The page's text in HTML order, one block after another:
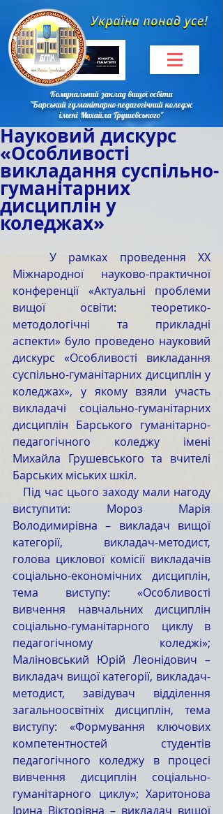
Комунальний заклад вищої освіти
"Барський гуманітарно-педагогічний коледж
імені Михайла Грушевського"
Науковий дискурс
«Особливості
викладання суспільно-
гуманітарних
дисциплін у
коледжах»
Міжнародної науково-практичної
конференції «Актуальні проблеми
вищої освіти: теоретико-
методологічні та прикладні
аспекти» було проведено науковий
дискурс «Особливості викладання
суспільно-гуманітарних дисциплін у
коледжах», у якому взяли участь
викладачі соціально-гуманітарних
дисциплін Барського гуманітарно-
педагогічного коледжу імені
Михайла Грушевського та вчителі
Барських міських шкіл.
виступити: Мороз Марія
Володимирівна – викладач вищої
категорії, викладач-методист,
голова циклової комісії викладачів
соціально-економічних дисциплін,
тема виступу: «Особливості
вивчення навчальних дисциплін
соціально-гуманітарного циклу в
педагогічному коледжі»;
Маліновський Юрій Леонідович –
викладач вищої категорії, викладач-
методист, завідувач відділення
загальноосвітніх дисциплін, тема
виступу: «Формування ключових
компетентностей студентів
педагогічного коледжу в процесі
вивчення дисциплін соціально-
гуманітарного циклу»; Харитонова
Ірина Вікторівна – викладач вищої